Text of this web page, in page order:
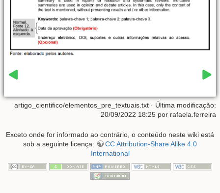
artigo_cientifico/elementos_pre_textuais.txt · Última modificação:
20/09/2022 18:25 por rafaela.ferreira
Exceto onde for informado ao contrário, o conteúdo neste wiki está
sob a seguinte licença:
CC Attribution-Share Alike 4.0
International